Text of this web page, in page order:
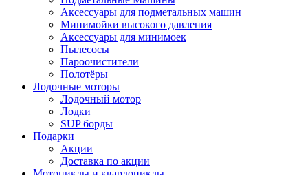
Аксессуары для подметальных машин
Минимойки высокого давления
Аксессуары для минимоек
Пылесосы
Пароочистители
Полотёры
Лодочные моторы
Лодочный мотор
Лодки
SUP борды
Подарки
Акции
Доставка по акции